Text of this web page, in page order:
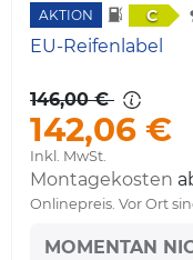
AKTION C
EU-Reifenlabel
146,00 €
142,06 €
Inkl. MwSt.
Montagekosten
Onlinepreis. Vor Ort
MOMENTAN